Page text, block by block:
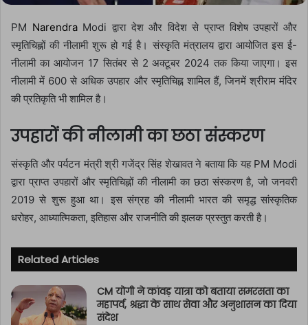
PM NarendraModi द्वारा देश और विदेश से प्राप्त विशेष उपहारों और
स्मृतिचिह्नों की नीलामी शुरू हो गई है। संस्कृति मंत्रालय द्वारा आयोजित इस ई-
नीलामी का आयोजन 17 सितंबर से 2 अक्टूबर 2024 तक किया जाएगा। इस
नीलामी में 600 से अधिक उपहार और स्मृतिचिह्न शामिल हैं, जिनमें श्रीराम मंदिर
की प्रतिकृति भी शामिल है।
उपहारों की नीलामी का छठा संस्करण
संस्कृति और पर्यटन मंत्री श्री गजेंद्र सिंह शेखावत ने बताया कि यह PM Modi
द्वारा प्राप्त उपहारों और स्मृतिचिह्नों की नीलामी का छठा संस्करण है, जो जनवरी
2019 से शुरू हुआ था। इस संग्रह की नीलामी भारत की समृद्ध सांस्कृतिक
धरोहर, आध्यात्मिकता, इतिहास और राजनीति की झलक प्रस्तुत करती है।
Related Articles
CM योगी ने कांवड़ यात्रा को बताया समरसता का
महापर्व, श्रद्धा के साथ सेवा और अनुशासन का दिया
संदेश